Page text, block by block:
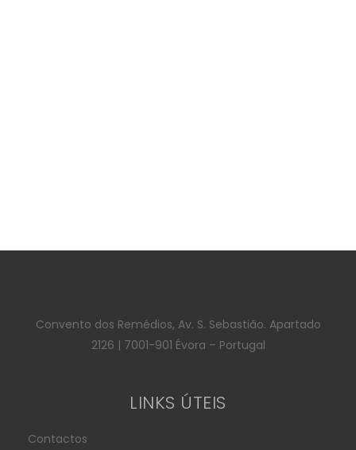
Convento dos Remédios, Av. S. Sebastião. Apartado
2126 | 7001-901 Évora – Portugal
LINKS ÚTEIS
Contactos